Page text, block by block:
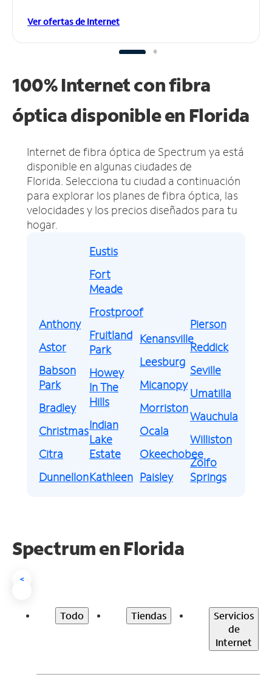
Ver ofertas de Internet
100% Internet con fibra
óptica disponible en Florida
Internet de fibra óptica de Spectrum ya está
disponible en algunas ciudades de
Florida. Selecciona tu ciudad a continuación
para explorar los planes de fibra óptica, las
velocidades y los precios diseñados para tu
hogar.
Anthony
Astor
Babson
Park
Bradley
Christmas
Citra
Dunnellon
Eustis
Fort
Meade
Frostproof
Fruitland
Park
Howey
In The
Hills
Indian
Lake
Estate
Kathleen
Kenansville
Leesburg
Micanopy
Morriston
Ocala
Okeechobee
Paisley
Pierson
Reddick
Seville
Umatilla
Wauchula
Williston
Zolfo
Springs
Spectrum en Florida
<
Todo Tiendas
Servicios
de
Internet